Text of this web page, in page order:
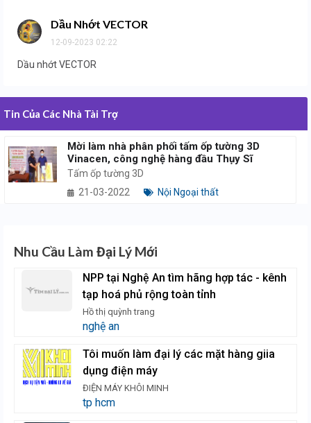
Dầu Nhớt VECTOR
12-09-2023 02:22
Dầu nhớt VECTOR
Tin Của Các Nhà Tài Trợ
Mời làm nhà phân phối tấm ốp tường 3D
Vinacen, công nghệ hàng đầu Thụy Sĩ
Tấm ốp tường 3D
21-03-2022
Nội Ngoại thất
Nhu Cầu Làm Đại Lý Mới
NPP tại Nghệ An tìm hãng hợp tác - kênh
tạp hoá phủ rộng toàn tỉnh
Hồ thị quỳnh trang
nghệ an
Tôi muốn làm đại lý các mặt hàng giia
dụng điện máy
ĐIỆN MÁY KHÔI MINH
tp hcm